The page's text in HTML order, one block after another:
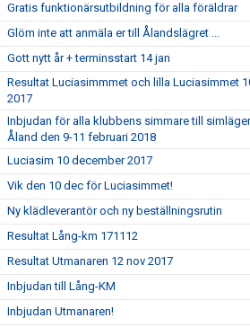
Gratis funktionärsutbildning för alla föräldrar
Glöm inte att anmäla er till Ålandslägret ...
Gott nytt år + terminsstart 14 jan
Resultat Luciasimmmet och lilla Luciasimmet
2017
Inbjudan för alla klubbens simmare till
Åland den 9-11 februari 2018
Luciasim 10 december 2017
Vik den 10 dec för Luciasimmet!
Ny klädleverantör och ny beställningsrutin
Resultat Lång-km 171112
Resultat Utmanaren 12 nov 2017
Inbjudan till Lång-KM
Inbjudan Utmanaren!